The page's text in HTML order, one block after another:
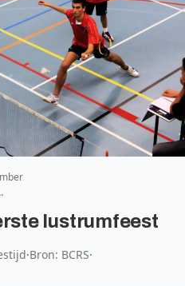
lustrumfeest
·Bron: BCRS·